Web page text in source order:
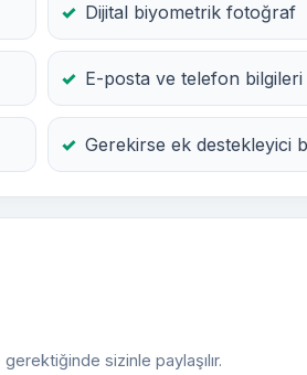
Dijital biyometrik fotoğraf
E-posta ve telefon bilgileri
Gerekirse ek destekleyici
sizinle paylaşılır.